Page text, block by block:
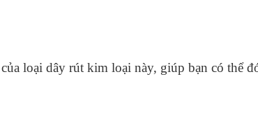
loại dây rút kim loại này, giúp bạn có thể